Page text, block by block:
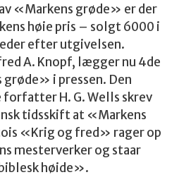
«Markens grøde» er der
høie pris – solgt 6000 i
efter utgivelsen.
A. Knopf, lægger nu 4de
grøde» i pressen. Den
H. G. Wells skrev
tidsskift at «Markens
«Krig og fred» rager op
mesterverker og staar
høide».